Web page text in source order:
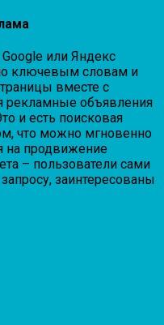
или Яндекс
ключевым словам и
вместе с
рекламные объявления
и есть поисковая
что можно мгновенно
на продвижение
– пользователи сами
заинтересованы